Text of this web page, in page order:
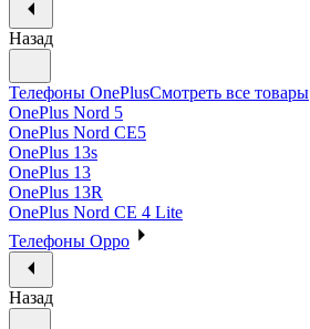
Назад
Телефоны OnePlusСмотреть все товары
OnePlus Nord 5
OnePlus Nord CE5
OnePlus 13s
OnePlus 13
OnePlus 13R
OnePlus Nord CE 4 Lite
Телефоны Oppo
Назад